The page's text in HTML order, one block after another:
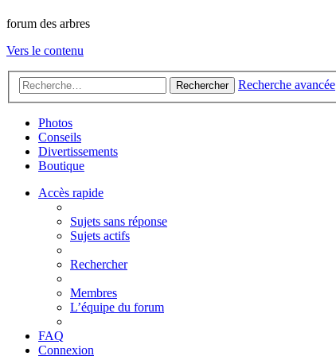
forum des arbres
Vers le contenu
Rechercher Recherche avancée
Photos
Conseils
Divertissements
Boutique
Accès rapide
Sujets sans réponse
Sujets actifs
Rechercher
Membres
L’équipe du forum
FAQ
Connexion